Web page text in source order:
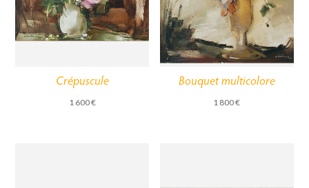
Crépuscule
1 600€
Bouquet multicolore
1 800€